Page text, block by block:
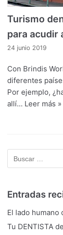
Turismo
para acudir
24 junio 2019
Con Brindis
diferentes
Por ejemplo,
allí… Leer más »
Entradas
El lado humano
Tu DENTISTA